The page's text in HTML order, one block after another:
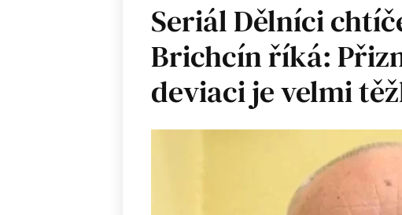
Seriál Dělníci
Brichcín říká:
deviaci je velmi